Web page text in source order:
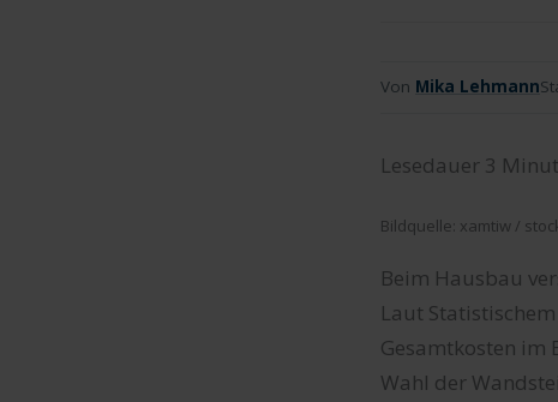
Von Mika Lehmann
Lesedauer 3
Bildquelle: xamtiw /
Beim Hausbau
Laut
Gesamtkosten im
Wahl der